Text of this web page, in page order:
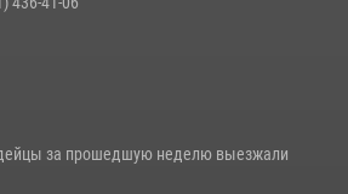
за прошедшую неделю выезжали